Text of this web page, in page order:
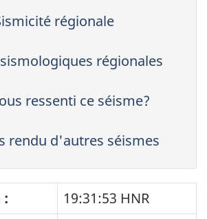
régionale
régionales
ressenti ce séisme?
rendu d'autres séismes
:
19:31:53 HNR